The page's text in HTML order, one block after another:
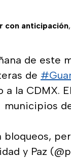
con anticipación,
de este
de
a la CDMX.
municipios
y Paz